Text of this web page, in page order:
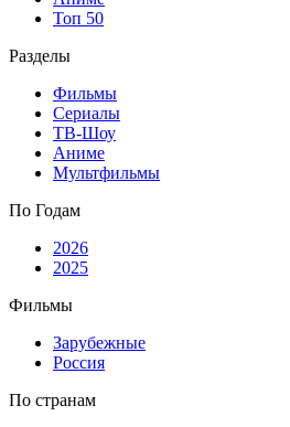
Топ 50
Разделы
Фильмы
Сериалы
ТВ-Шоу
Аниме
Мультфильмы
По Годам
2026
2025
Фильмы
Зарубежные
Россия
По странам